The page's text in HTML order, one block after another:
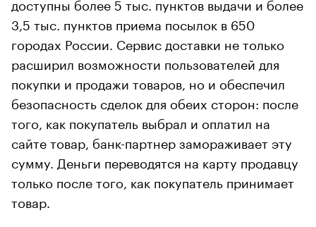
3,5 тыс. пунктов приема посылок в 650
городах России. Сервис доставки не только
расширил возможности пользователей для
покупки и продажи товаров, но и обеспечил
безопасность сделок для обеих сторон: после
того, как покупатель выбрал и оплатил на
сайте товар, банк-партнер замораживает эту
сумму. Деньги переводятся на карту продавцу
только после того, как покупатель принимает
товар.